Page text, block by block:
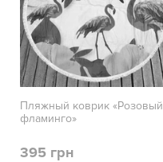
Пляжный коврик «Розовый
фламинго»
395 грн